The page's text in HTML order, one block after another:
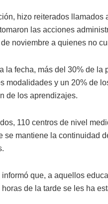
hizo reiterados
las acciones
noviembre a quienes no
la fecha, más del 30% de
modalidades y un 20% de
de los aprendizajes.
110 centros de nivel
se mantiene la continuidad
que, a aquellos
de la tarde se les ha